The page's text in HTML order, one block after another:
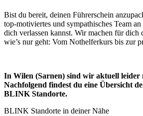
Bist du bereit, deinen Führerschein
top-motiviertes und sympathisches Team
dich verlassen kannst. Wir machen für dich
wie’s nur geht: Vom Nothelferkurs bis zur
In Wilen (Sarnen) sind wir aktuell leider
Nachfolgend findest du eine Übersicht
BLINK Standorte.
BLINK Standorte in deiner Nähe